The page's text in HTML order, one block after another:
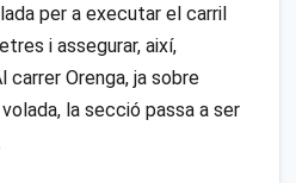
per a executar el carril
i assegurar, així,
carrer Orenga, ja sobre
la secció passa a ser